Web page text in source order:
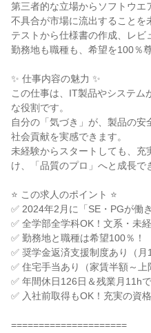
第三者的な立場からソフトウエ
不具合が市場に流出することを
テストから仕様書の作成、レビ
勤務地も職種も、希望を100％
✨ 仕事内容の魅力 ✨
この仕事は、IT製品やシステム
な役割です。
自分の「気づき」が、製品の
社会貢献を実感できます。
未経験からスタートしても、
け、「品質のプロ」へと成長で
⭐ この求人のポイント ⭐
✅ 2024年2月に「SE・PGが働
✅ 全学部全学科OK！文系・未
✅ 勤務地と職種は希望100％！
✅ 奨学金返済支援制度あり（月
✅ 住宅手当あり（家賃半額～上
✅ 年間休日126日＆残業月11h
✅ 入社前取得もOK！充実の資
=====================